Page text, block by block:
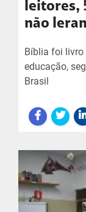
leitores,
não
Bíblia foi
educação,
Brasil